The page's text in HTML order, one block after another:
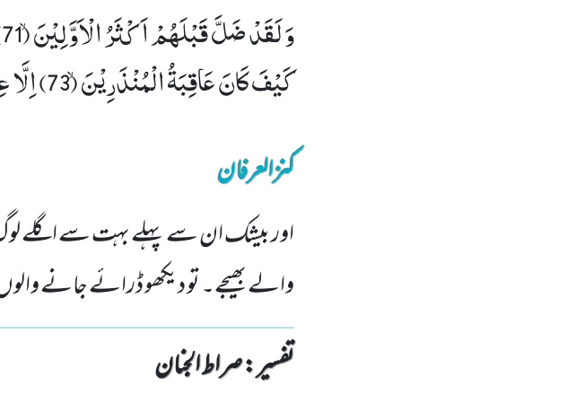
كَیْفَ كَانَ عَاقِبَةُ الْمُنْذَرِیْنَۙ (73) اِلَّا عِبَادَ اللّٰهِ الْمُخْلَصِیْنَ۠ (74)
کنزالعرفان
اور بیشک ان سے پہلے بہت سے اگلے
والے بھیجے۔ تو دیکھو ڈرائے جانے
تفسیر : ‎صراط الجنان